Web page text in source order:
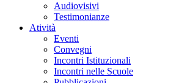
Audiovisivi
Testimonianze
Atività
Eventi
Convegni
Incontri Istituzionali
Incontri nelle Scuole